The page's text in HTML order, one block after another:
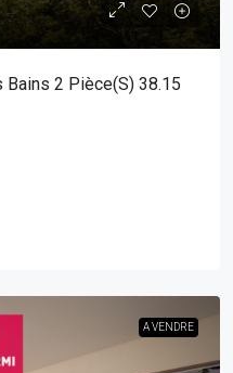
Bains 2 Pièce(s) 38.15
A VENDRE